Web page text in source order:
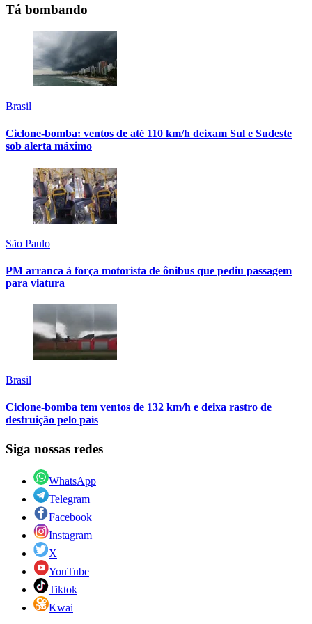
Tá bombando
Brasil
Ciclone-bomba: ventos de até 110 km/h deixam Sul e Sudeste
sob alerta máximo
São Paulo
PM arranca à força motorista de ônibus que pediu passagem
para viatura
Brasil
Ciclone-bomba tem ventos de 132 km/h e deixa rastro de
destruição pelo país
Siga nossas redes
WhatsApp
Telegram
Facebook
Instagram
X
YouTube
Tiktok
Kwai